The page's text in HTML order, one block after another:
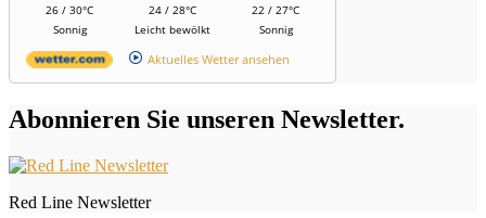
26 / 30°C
Sonnig
24 / 28°C
Leicht bewölkt
22 / 27°C
Sonnig
Aktuelles Wetter ansehen
Abonnieren Sie unseren Newsletter.
Red Line Newsletter